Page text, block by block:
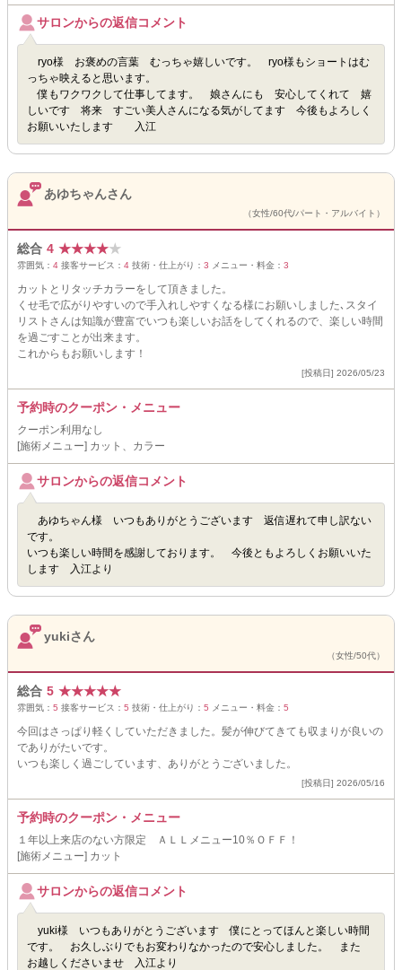
サロンからの返信コメント
ryo様 お褒めの言葉 むっちゃ嬉しいです。 ryo様もショートはむ
っちゃ映えると思います。
僕もワクワクして仕事してます。 娘さんにも 安心してくれて 嬉
しいです 将来 すごい美人さんになる気がしてます 今後もよろしく
お願いいたします 入江
あゆちゃんさん
（女性/60代/パート・アルバイト）
総合 4 ★★★★★
雰囲気： 4 接客サービス： 4 技術・仕上がり： 3 メニュー・料金： 3
カットとリタッチカラーをして頂きました。
くせ毛で広がりやすいので手入れしやすくなる様にお願いしました､スタイ
リストさんは知識が豊富でいつも楽しいお話をしてくれるので、楽しい時間
を過ごすことが出来ます。
これからもお願いします！
[投稿日] 2026/05/23
予約時のクーポン・メニュー
クーポン利用なし
[施術メニュー] カット、カラー
サロンからの返信コメント
あゆちゃん様 いつもありがとうございます 返信遅れて申し訳ない
です。
いつも楽しい時間を感謝しております。 今後ともよろしくお願いいた
します 入江より
yukiさん
（女性/50代）
総合 5 ★★★★★
雰囲気： 5 接客サービス： 5 技術・仕上がり： 5 メニュー・料金： 5
今回はさっぱり軽くしていただきました。髪が伸びてきても収まりが良いの
でありがたいです。
いつも楽しく過ごしています、ありがとうございました。
[投稿日] 2026/05/16
予約時のクーポン・メニュー
１年以上来店のない方限定 ＡＬＬメニュー10％ＯＦＦ！
[施術メニュー] カット
サロンからの返信コメント
yuki様 いつもありがとうございます 僕にとってほんと楽しい時間
です。 お久しぶりでもお変わりなかったので安心しました。 また
お越しくださいませ 入江より